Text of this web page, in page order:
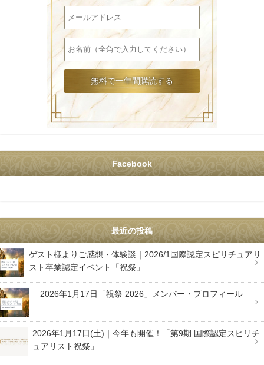
Facebook
最近の投稿
ゲスト様よりご感想・体験談｜2026/1国際認定スピリチュアリ
スト卒業認定イベント「祝祭」
2026年1月17日「祝祭 2026」メンバー・プロフィール
2026年1月17日(土)｜今年も開催！「第9期 国際認定スピリチ
ュアリスト祝祭」